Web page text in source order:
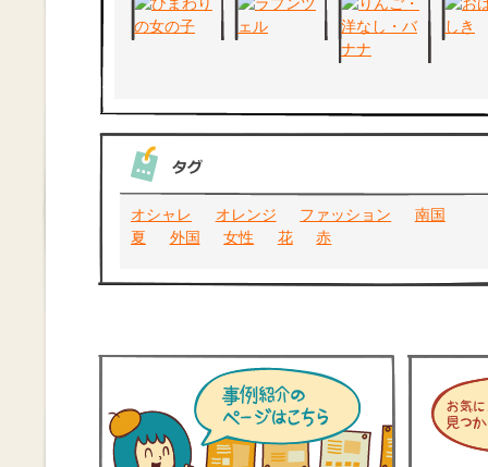
オシャレ オレンジ ファッション
南国
夏
外国 女性 花 赤